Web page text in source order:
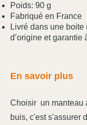
Poids: 90 g
Fabriqué en France
Livré dans une
d’origine et garantie
En savoir plus
Choisir un manteau
buis, c'est s'assurer